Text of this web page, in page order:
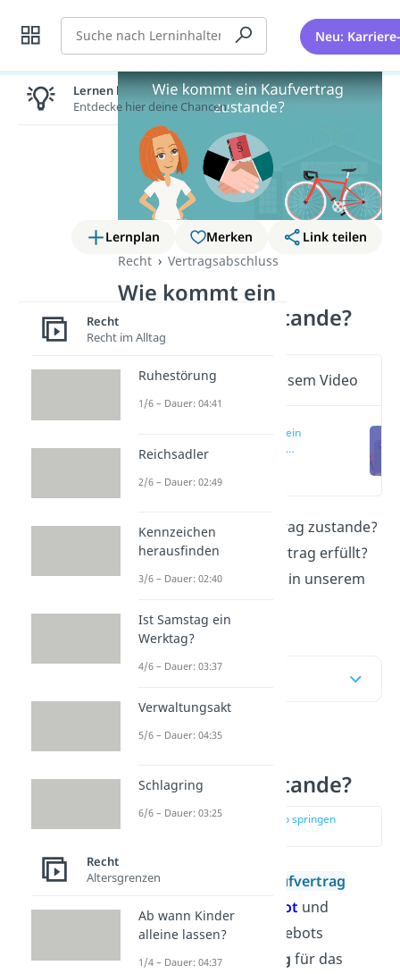
Suche Neu:
Lernplan Merken
Link teilen
Recht
Vertragsabschluss
Wie kommt ein
Kaufvertrag zustande?
Wichtige Inhalte in diesem Video
Wie kommt ein
Wie kommt ein Kaufvertrag zustande?
Und wann ist ein Kaufvertrag erfüllt?
Das erfährst du hier und in unserem
Wie kommt ein
Kaufvertrag zustande?
zur Stelle im Video springen
Einrechtswirksamer
Kaufvertrag
kommt durch ein
Angebot und
dieAnnahmedieses Angebots
zustande.Voraussetzung für das
Lernen lohnt sich!
Entdecke hier deine Chancen.
Recht
Recht im Alltag
Ruhestörung
1/6 – Dauer: 04:41
Reichsadler
2/6 – Dauer: 02:49
Kennzeichen
herausfinden
3/6 – Dauer: 02:40
Ist Samstag ein
Werktag?
4/6 – Dauer: 03:37
Verwaltungsakt
5/6 – Dauer: 04:35
Schlagring
6/6 – Dauer: 03:25
Recht
Altersgrenzen
Ab wann Kinder
alleine lassen?
1/4 – Dauer: 04:37